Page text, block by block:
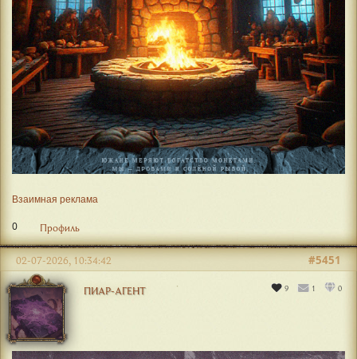
Взаимная реклама
0 Профиль
ПИАР-АГЕНТ 9 1 0
#5451
02-07-2026, 10:34:42